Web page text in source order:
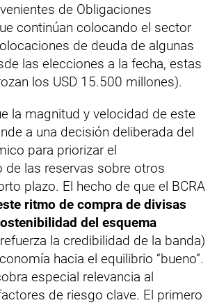
de Obligaciones
continúan colocando el sector
de deuda de algunas
las elecciones a la fecha, estas
los USD 15.500 millones).
la magnitud y velocidad de este
a una decisión deliberada del
para priorizar el
de las reservas sobre otros
plazo. El hecho de que el BCRA
ritmo de compra de divisas
del esquema
la credibilidad de la banda)
hacia el equilibrio “bueno”.
especial relevancia al
de riesgo clave. El primero